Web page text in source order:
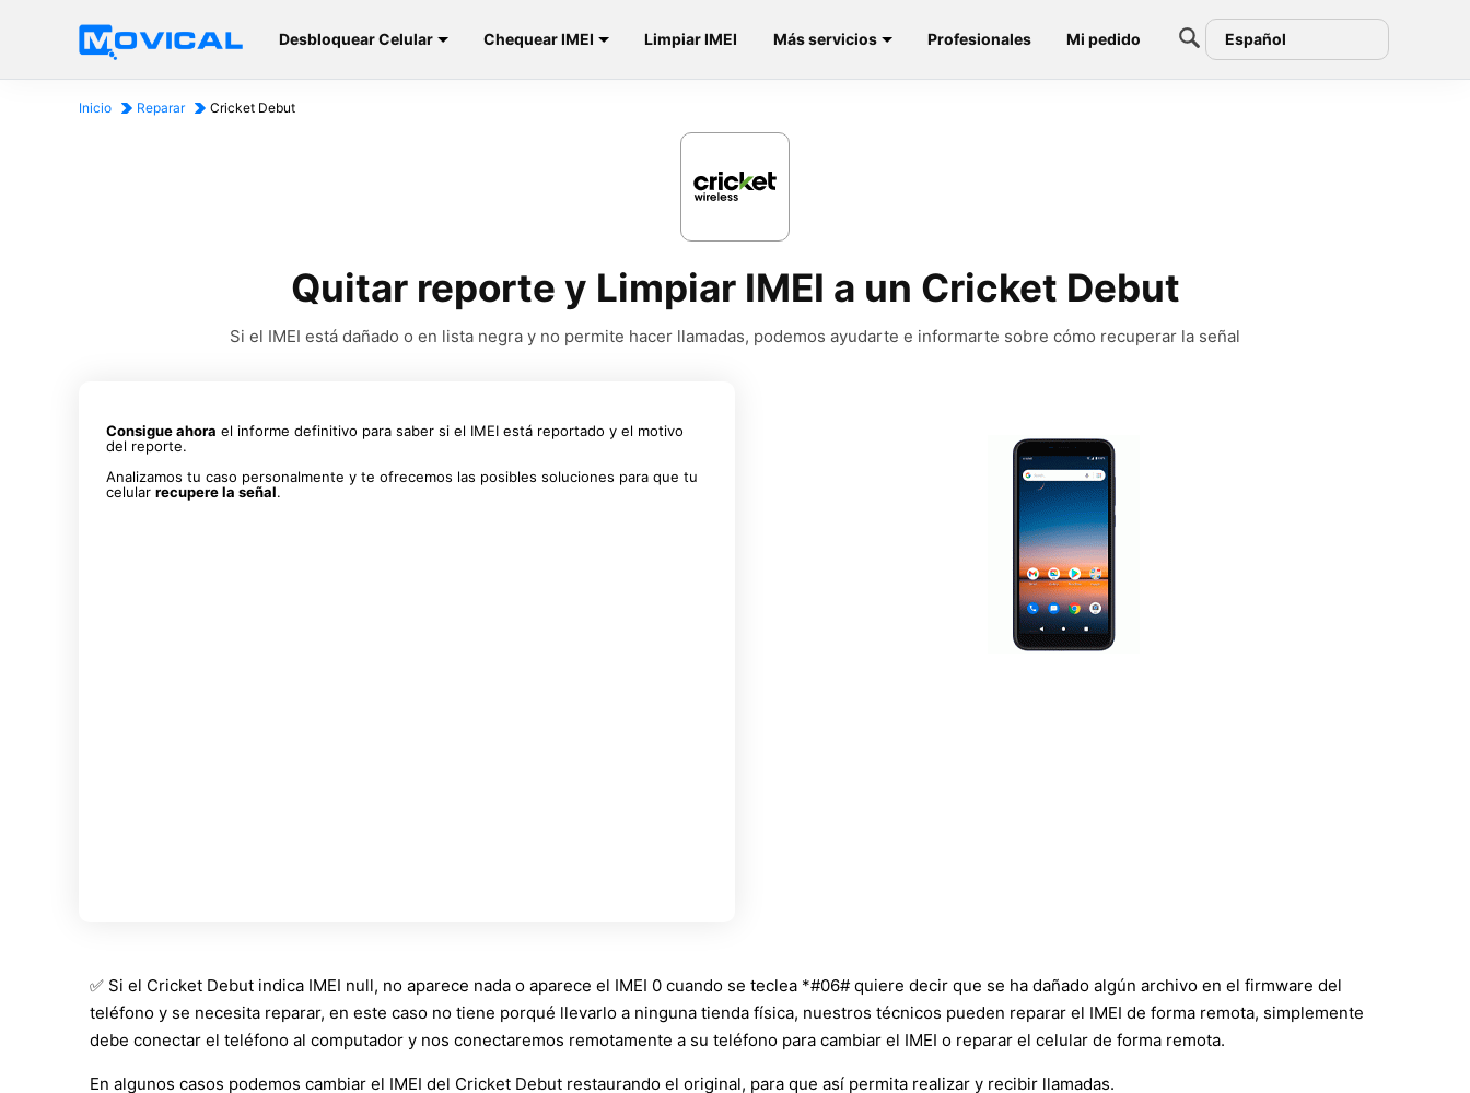
Desbloquear Celular Chequear IMEI Limpiar IMEI Más servicios Profesionales Mi pedido Español
Inicio Reparar Cricket Debut
Quitar reporte y Limpiar IMEI a un Cricket Debut
Si el IMEI está dañado o en lista negra y no permite hacer llamadas, podemos ayudarte e informarte sobre cómo recuperar la señal
Consigue ahora el informe definitivo para saber si el IMEI está reportado y el motivo
del reporte.
Analizamos tu caso personalmente y te ofrecemos las posibles soluciones para que tu
celular recupere la señal.
✅ Si el Cricket Debut indica IMEI null, no aparece nada o aparece el IMEI 0 cuando se teclea *#06# quiere decir que se ha dañado algún archivo en el firmware del
teléfono y se necesita reparar, en este caso no tiene porqué llevarlo a ninguna tienda física, nuestros técnicos pueden reparar el IMEI de forma remota, simplemente
debe conectar el teléfono al computador y nos conectaremos remotamente a su teléfono para cambiar el IMEI o reparar el celular de forma remota.
En algunos casos podemos cambiar el IMEI del Cricket Debut restaurando el original, para que así permita realizar y recibir llamadas.